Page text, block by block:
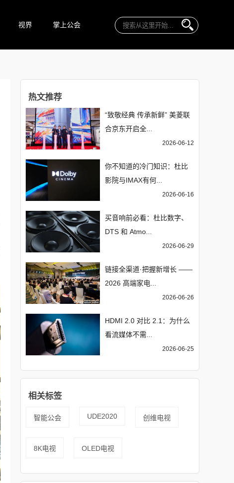
视界 掌上公会
热文推荐
“致敬经典 传承新鲜” 美菱联
合京东开启全...
2026-06-12
你不知道的冷门知识：杜比
影院与IMAX有何...
2026-06-16
买音响前必看：杜比数字、
DTS 和 Atmo...
2026-06-29
链接全渠道·把握新增长 ——
2026 高端家电...
2026-06-26
HDMI 2.0 对比 2.1：为什么
看流媒体不需...
2026-06-25
相关标签
智能公会 UDE2020 创维电视
8K电视 OLED电视